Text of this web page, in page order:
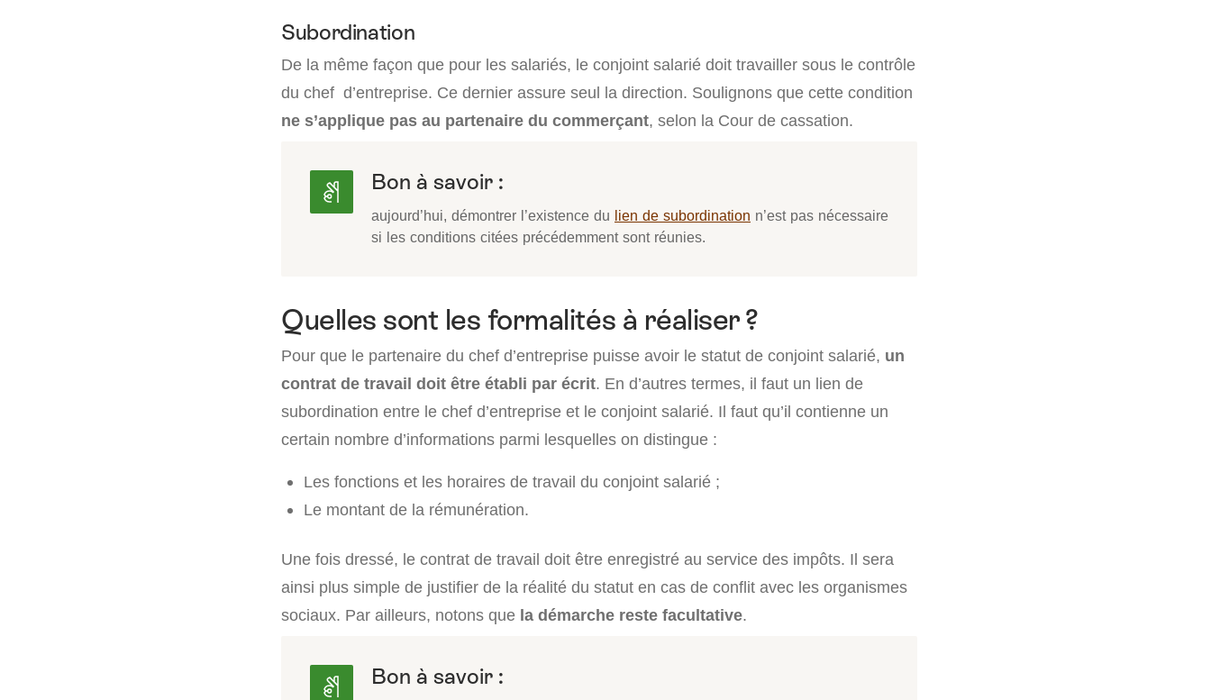
Subordination
De la même façon que pour les salariés, le conjoint salarié doit travailler sous le contrôle
du chef d’entreprise. Ce dernier assure seul la direction. Soulignons que cette condition
ne s’applique pas au partenaire du commerçant, selon la Cour de cassation.
Bon à savoir :
aujourd’hui, démontrer l’existence du lien de subordination n’est pas nécessaire
si les conditions citées précédemment sont réunies.
Quelles sont les formalités à réaliser ?
Pour que le partenaire du chef d’entreprise puisse avoir le statut de conjoint salarié, un
contrat de travail doit être établi par écrit. En d’autres termes, il faut un lien de
subordination entre le chef d’entreprise et le conjoint salarié. Il faut qu’il contienne un
certain nombre d’informations parmi lesquelles on distingue :
Les fonctions et les horaires de travail du conjoint salarié ;
Le montant de la rémunération.
Une fois dressé, le contrat de travail doit être enregistré au service des impôts. Il sera
ainsi plus simple de justifier de la réalité du statut en cas de conflit avec les organismes
sociaux. Par ailleurs, notons que la démarche reste facultative.
Bon à savoir :